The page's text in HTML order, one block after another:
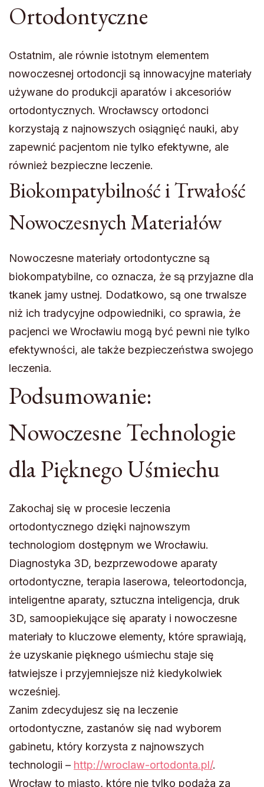
Ortodontyczne
Ostatnim, ale równie istotnym elementem
nowoczesnej ortodoncji są innowacyjne materiały
używane do produkcji aparatów i akcesoriów
ortodontycznych. Wrocławscy ortodonci
korzystają z najnowszych osiągnięć nauki, aby
zapewnić pacjentom nie tylko efektywne, ale
również bezpieczne leczenie.
Biokompatybilność i Trwałość
Nowoczesnych Materiałów
Nowoczesne materiały ortodontyczne są
biokompatybilne, co oznacza, że są przyjazne dla
tkanek jamy ustnej. Dodatkowo, są one trwalsze
niż ich tradycyjne odpowiedniki, co sprawia, że
pacjenci we Wrocławiu mogą być pewni nie tylko
efektywności, ale także bezpieczeństwa swojego
leczenia.
Podsumowanie:
Nowoczesne Technologie
dla Pięknego Uśmiechu
Zakochaj się w procesie leczenia
ortodontycznego dzięki najnowszym
technologiom dostępnym we Wrocławiu.
Diagnostyka 3D, bezprzewodowe aparaty
ortodontyczne, terapia laserowa, teleortodoncja,
inteligentne aparaty, sztuczna inteligencja, druk
3D, samoopiekujące się aparaty i nowoczesne
materiały to kluczowe elementy, które sprawiają,
że uzyskanie pięknego uśmiechu staje się
łatwiejsze i przyjemniejsze niż kiedykolwiek
wcześniej.
Zanim zdecydujesz się na leczenie
ortodontyczne, zastanów się nad wyborem
gabinetu, który korzysta z najnowszych
technologii – http://wroclaw-ortodonta.pl/.
Wrocław to miasto, które nie tylko podąża za